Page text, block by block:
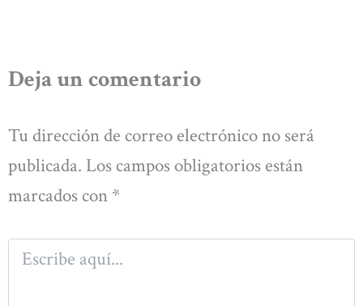
Deja un comentario
Tu dirección de correo electrónico no será
publicada. Los campos obligatorios están
marcados con *
aquí...